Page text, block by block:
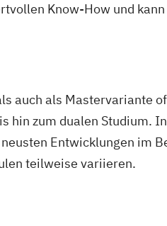
Know-How und
auch als Mastervariante
hin zum dualen Studium.
Entwicklungen im
teilweise variieren.